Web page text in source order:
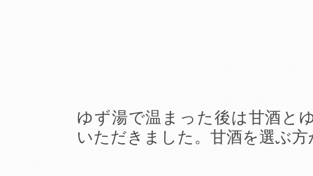
ゆず湯で温まった後は甘酒と
いただきました。甘酒を選ぶ